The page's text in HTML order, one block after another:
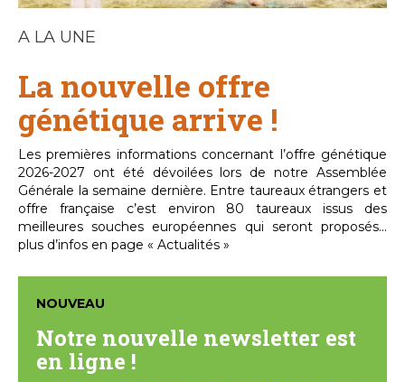
A LA UNE
La nouvelle offre
génétique arrive !
Les premières informations concernant l’offre génétique
2026-2027 ont été dévoilées lors de notre Assemblée
Générale la semaine dernière. Entre taureaux étrangers et
offre française c’est environ 80 taureaux issus des
meilleures souches européennes qui seront proposés...
plus d’infos en page « Actualités »
NOUVEAU
Notre nouvelle newsletter est
en ligne !